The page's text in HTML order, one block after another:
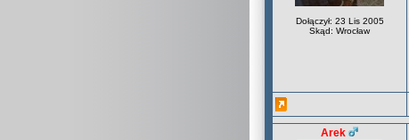
Dołączył: 23 Lis 2005
Skąd: Wrocław
Arek